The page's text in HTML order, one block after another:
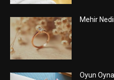
Mehir
Oyun